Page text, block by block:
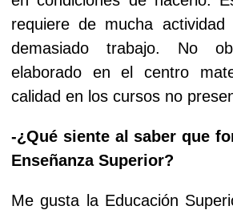
requiere de mucha
demasiado trabajo. No
elaborado en el centro
calidad en los cursos no
-¿Qué siente al saber que
Enseñanza Superior?
Me gusta la Educación